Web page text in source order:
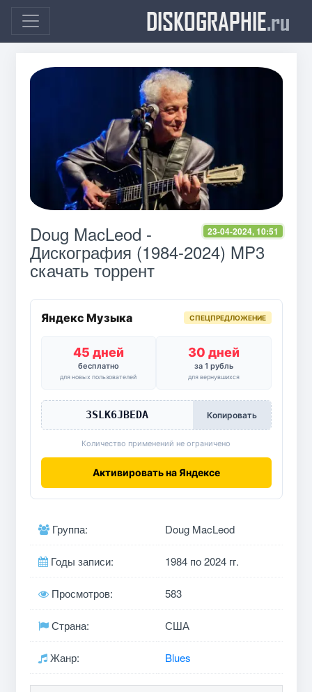
DISKOGRAPHIE.ru
23-04-2024, 10:51
Doug MacLeod -
Дискография (1984-2024) MP3
скачать торрент
Яндекс Музыка СПЕЦПРЕДЛОЖЕНИЕ
45 дней
бесплатно
для новых пользователей
30 дней
за 1 рубль
для вернувшихся
3SLK6JBEDA Копировать
Количество применений не ограничено
Активировать на Яндексе
Группа: Doug MacLeod
Годы записи: 1984 по 2024 гг.
Просмотров: 583
Страна: США
Жанр: Blues